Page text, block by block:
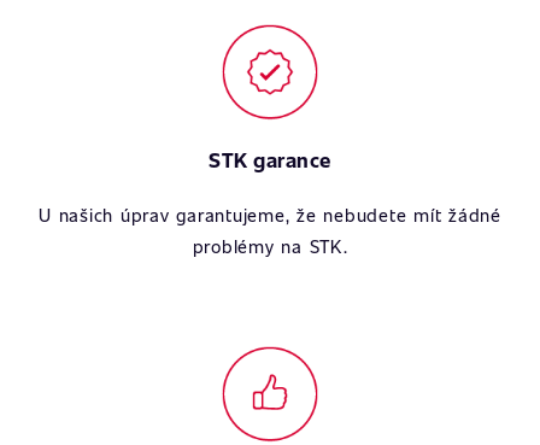
STK garance
U našich úprav garantujeme, že nebudete mít žádné
problémy na STK.